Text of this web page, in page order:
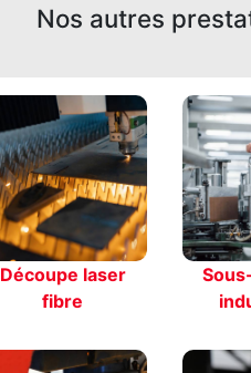
Nos autres
Découpe laser
fibre